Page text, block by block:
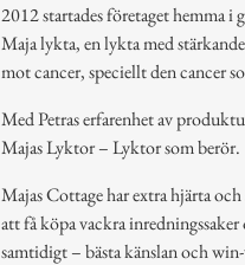
2012 startades företaget hemma i
Maja lykta, en lykta med
mot cancer, speciellt den cancer
Med Petras erfarenhet av
Majas Lyktor – Lyktor som berör.
Majas Cottage har extra hjärta
att få köpa vackra
samtidigt – bästa känslan och